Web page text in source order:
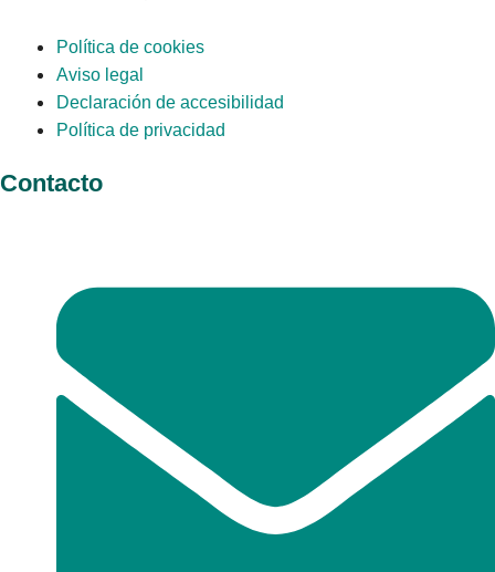
Política de cookies
Aviso legal
Declaración de accesibilidad
Política de privacidad
Contacto